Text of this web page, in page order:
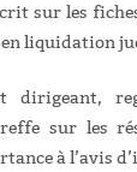
sur les
en liquidation
dirigeant,
sur les
à l’avis